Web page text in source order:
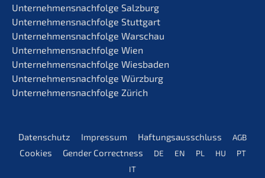
Unternehmens­nachfolge Salzburg
Unternehmens­nachfolge Stuttgart
Unternehmens­nachfolge Warschau
Unternehmens­nachfolge Wien
Unternehmens­nachfolge Wiesbaden
Unternehmens­nachfolge Würzburg
Unternehmens­nachfolge Zürich
Daten­schutz Impres­sum Haftungs­aus­schluss AGB
Cookies Gender Correct­ness DE EN PL HU
PT
IT